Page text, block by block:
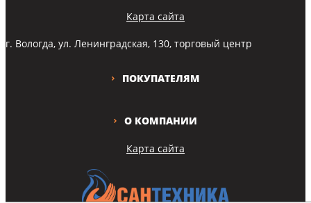
Карта сайта
О КОМПАНИИ
ПОКУПАТЕЛЯМ
Карта сайта
г. Вологда, ул. Ленинградская, 130, торговый центр